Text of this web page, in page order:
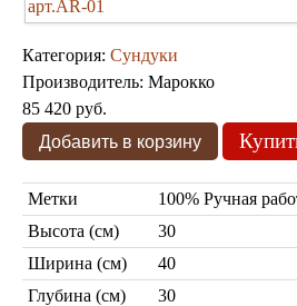
Марокканские
Бра со стеклом
Настольные лампы
Марокканские
Категория: Сундуки
Производитель: Марокко
85 420 руб.
Метки
100% Ручная
Высота (см)
30
Ширина (см)
40
Глубина (см)
30